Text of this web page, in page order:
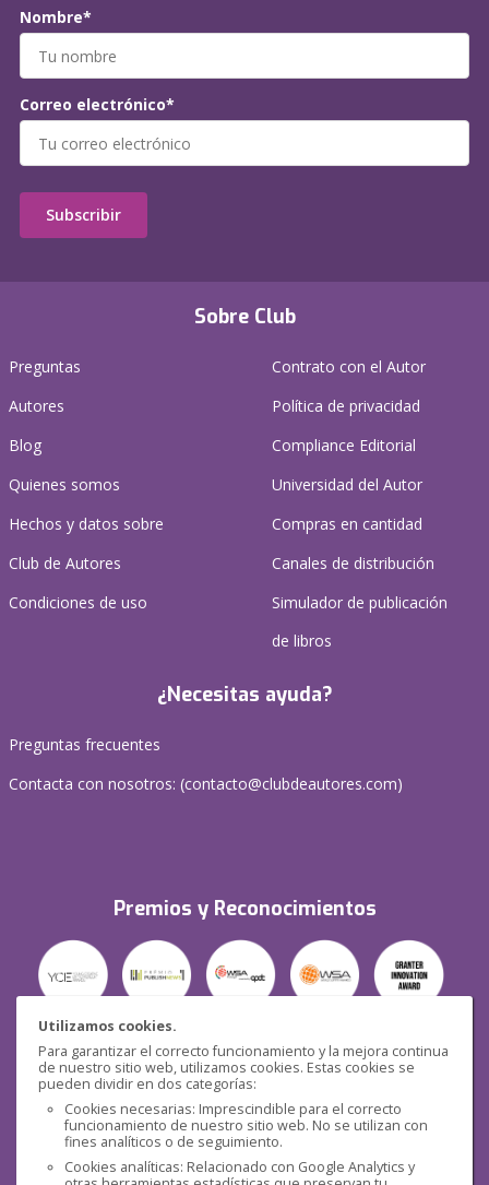
Utilizamos cookies.
Para garantizar el correcto funcionamiento y la mejora continua
de nuestro sitio web, utilizamos cookies. Estas cookies se
pueden dividir en dos categorías:
Cookies necesarias: Imprescindible para el correcto
funcionamiento de nuestro sitio web. No se utilizan con
fines analíticos o de seguimiento.
Cookies analíticas: Relacionado con Google Analytics y
Sobre Club
Preguntas
Autores
Blog
Quienes somos
Hechos y datos sobre
Club de Autores
Condiciones de uso
Contrato con el Autor
Política de privacidad
Compliance Editorial
Universidad del Autor
Compras en cantidad
Canales de distribución
Simulador de publicación
de libros
¿Necesitas ayuda?
Preguntas frecuentes
Contacta con nosotros: (contacto@clubdeautores.com)
Premios y Reconocimientos
Seguridad
Nombre*
Correo electrónico*
Subscribir